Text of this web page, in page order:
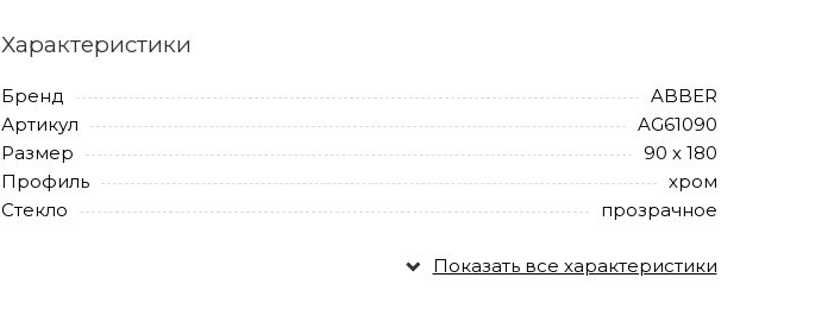
Характеристики
Бренд
ABBER
Артикул
AG61090
Размер
90 х 180
Профиль
хром
Стекло
прозрачное
Показать все характеристики